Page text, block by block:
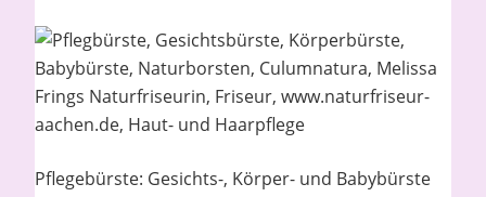
Pflegebürste: Gesichts-, Körper- und Babybürste